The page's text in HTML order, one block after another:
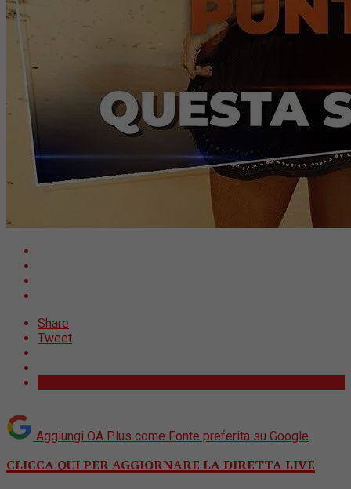
Share
Tweet
Aggiungi OA Plus come Fonte preferita su Google
CLICCA QUI PER AGGIORNARE LA DIRETTA LIVE